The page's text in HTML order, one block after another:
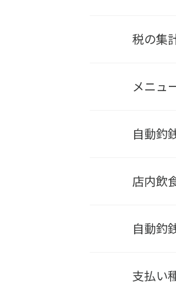
税の集
メニュ
自動釣
店内飲
自動釣
支払い